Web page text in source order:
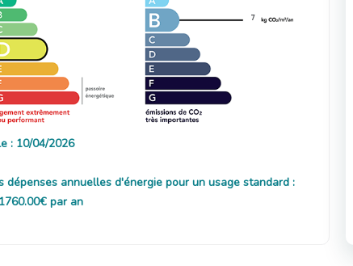
7
: 10/04/2026
dépenses annuelles d'énergie pour un usage standard :
par an